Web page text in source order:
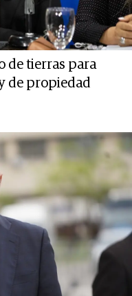
de tierras para
de propiedad